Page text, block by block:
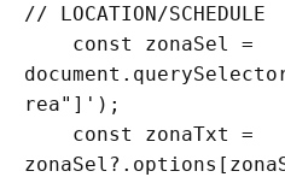
// LOCATION/SCHEDULE
rea"]');